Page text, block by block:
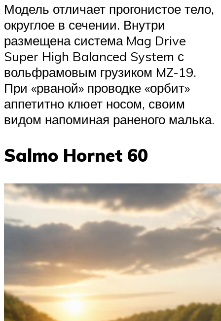
Модель отличает прогонистое тело,
округлое в сечении. Внутри
размещена система Mag Drive
Super High Balanced System с
вольфрамовым грузиком MZ-19.
При «рваной» проводке «орбит»
аппетитно клюет носом, своим
видом напоминая раненого малька.
Salmo Hornet 60